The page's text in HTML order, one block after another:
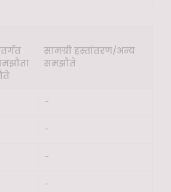
सामग्री हस्तांतरण/अन्य
समझौते
-
-
-
-